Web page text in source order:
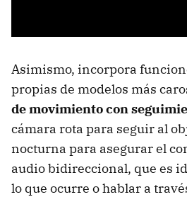
Asimismo, incorpora
propias de modelos más
de movimiento con
cámara rota para seguir al
nocturna para asegurar el
audio bidireccional, que es
lo que ocurre o hablar a